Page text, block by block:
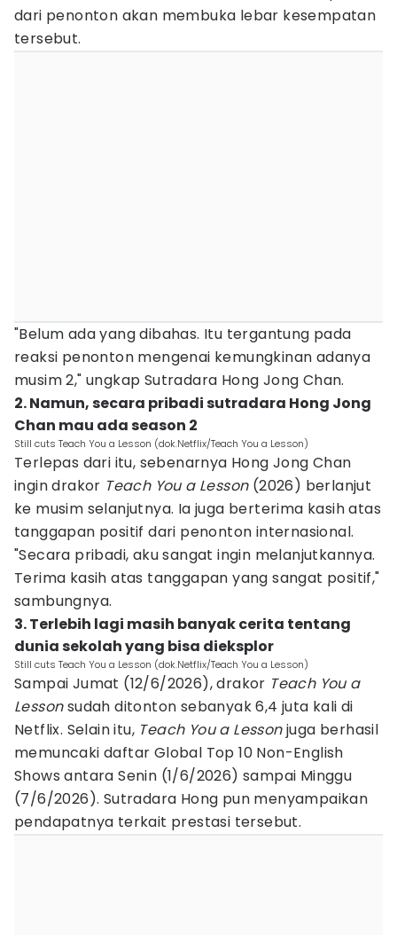
dari penonton akan membuka lebar kesempatan
tersebut.
"Belum ada yang dibahas. Itu tergantung pada
reaksi penonton mengenai kemungkinan adanya
musim 2," ungkap Sutradara Hong Jong Chan.
2. Namun, secara pribadi sutradara Hong Jong
Chan mau ada season 2
Still cuts Teach You a Lesson (dok.Netflix/Teach You a Lesson)
Terlepas dari itu, sebenarnya Hong Jong Chan
ingin drakor Teach You a Lesson (2026) berlanjut
ke musim selanjutnya. Ia juga berterima kasih atas
tanggapan positif dari penonton internasional.
"Secara pribadi, aku sangat ingin melanjutkannya.
Terima kasih atas tanggapan yang sangat positif,"
sambungnya.
3. Terlebih lagi masih banyak cerita tentang
dunia sekolah yang bisa dieksplor
Still cuts Teach You a Lesson (dok.Netflix/Teach You a Lesson)
Sampai Jumat (12/6/2026), drakor Teach You a
Lessonsudah ditonton sebanyak 6,4 juta kali di
Netflix. Selain itu, Teach You a Lessonjuga berhasil
memuncaki daftar Global Top 10 Non-English
Shows antara Senin (1/6/2026) sampai Minggu
(7/6/2026). Sutradara Hong pun menyampaikan
pendapatnya terkait prestasi tersebut.